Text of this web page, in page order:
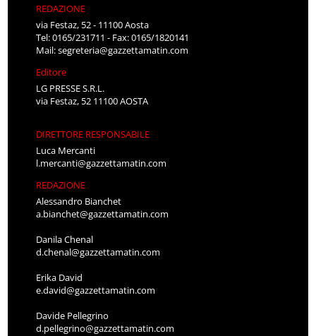
REDAZIONE
via Festaz, 52 - 11100 Aosta
Tel: 0165/231711 - Fax: 0165/1820141
Mail:segreteria@gazzettamatin.com
Editore
LG PRESSE S.R.L.
via Festaz, 52 11100 AOSTA
DIRETTORE RESPONSABILE
Luca Mercanti
l.mercanti@gazzettamatin.com
REDAZIONE
Alessandro Bianchet
a.bianchet@gazzettamatin.com
Danila Chenal
d.chenal@gazzettamatin.com
Erika David
e.david@gazzettamatin.com
Davide Pellegrino
d.pellegrino@gazzettamatin.com